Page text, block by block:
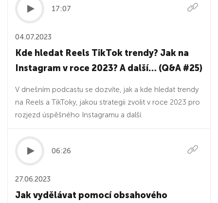
17:07
04.07.2023
Kde hledat Reels TikTok trendy? Jak na
Instagram v roce 2023? A další… (Q&A #25)
V dnešním podcastu se dozvíte, jak a kde hledat trendy
na Reels a TikToky, jakou strategii zvolit v roce 2023 pro
rozjezd úspěšného Instagramu a další.
06:26
27.06.2023
Jak vydělávat pomocí obsahového